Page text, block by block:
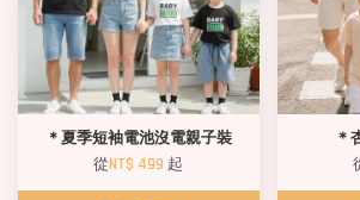
＊夏季短袖電池沒電親子裝
從NT$ 499 起
＊